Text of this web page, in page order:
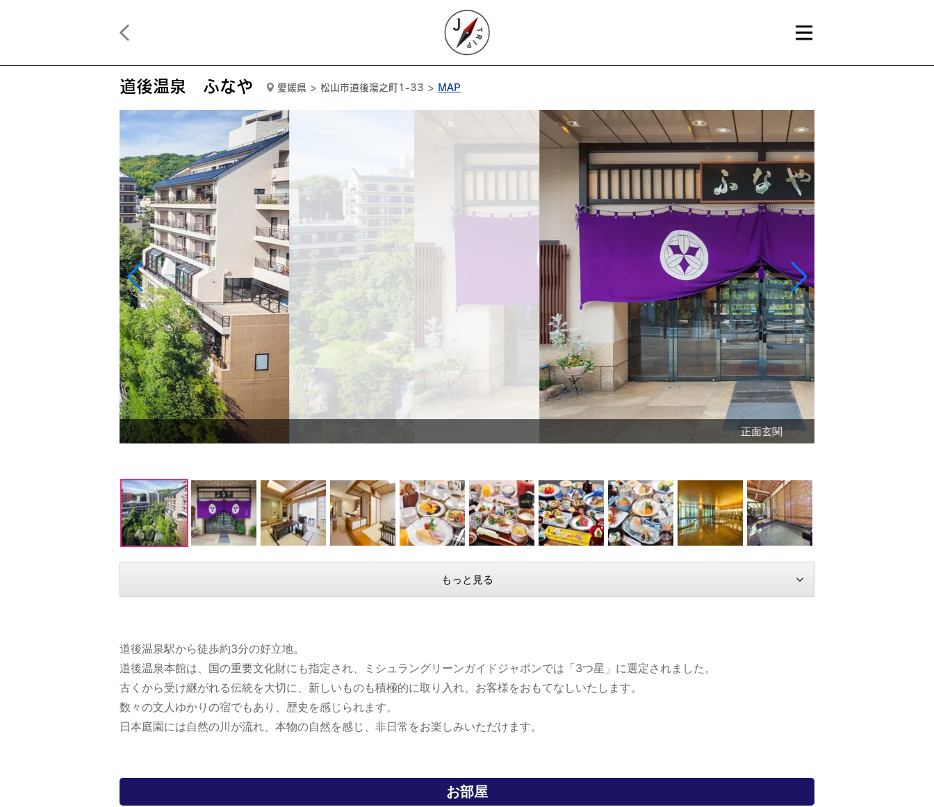
道後温泉 ふなや 愛媛県 > 松山市道後湯之町1-33 > MAP
もっと見る
道後温泉駅から徒歩約3分の好立地。
道後温泉本館は、国の重要文化財にも指定され、ミシュラングリーンガイドジャポンでは「3つ星」に選定されました。
古くから受け継がれる伝統を大切に、新しいものも積極的に取り入れ、お客様をおもてなしいたします。
数々の文人ゆかりの宿でもあり、歴史を感じられます。
日本庭園には自然の川が流れ、本物の自然を感じ、非日常をお楽しみいただけます。
お部屋